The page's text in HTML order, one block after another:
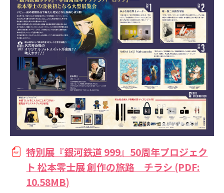
特別展『銀河鉄道 999』50周年プロジェク
ト 松本零士展 創作の旅路 チラシ (PDF:
10.58MB)